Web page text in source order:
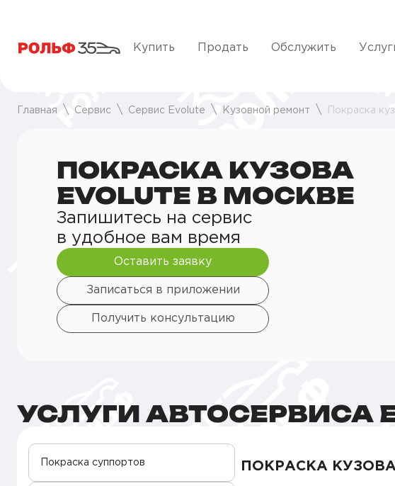
Купить Продать Обслужить
Главная Сервис Сервис Evolute Кузовной ремонт Покраска
ПОКРАСКА КУЗОВА
EVOLUTE В МОСКВЕ
Запишитесь на сервис
в удобное вам время
Оставить заявку
Записаться в приложении
Получить консультацию
УСЛУГИ АВТОСЕРВИСА
Покраска суппортов ПОКРАСКА КУЗОВА